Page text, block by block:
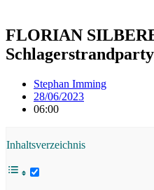
FLORIAN
Stephan Imming
28/06/2023
06:00
Inhaltsverzeichnis